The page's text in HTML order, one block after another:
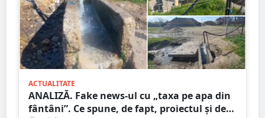
ACTUALITATE
ANALIZĂ. Fake news-ul cu „taxa pe apa din
fântâni”. Ce spune, de fapt, proiectul și de